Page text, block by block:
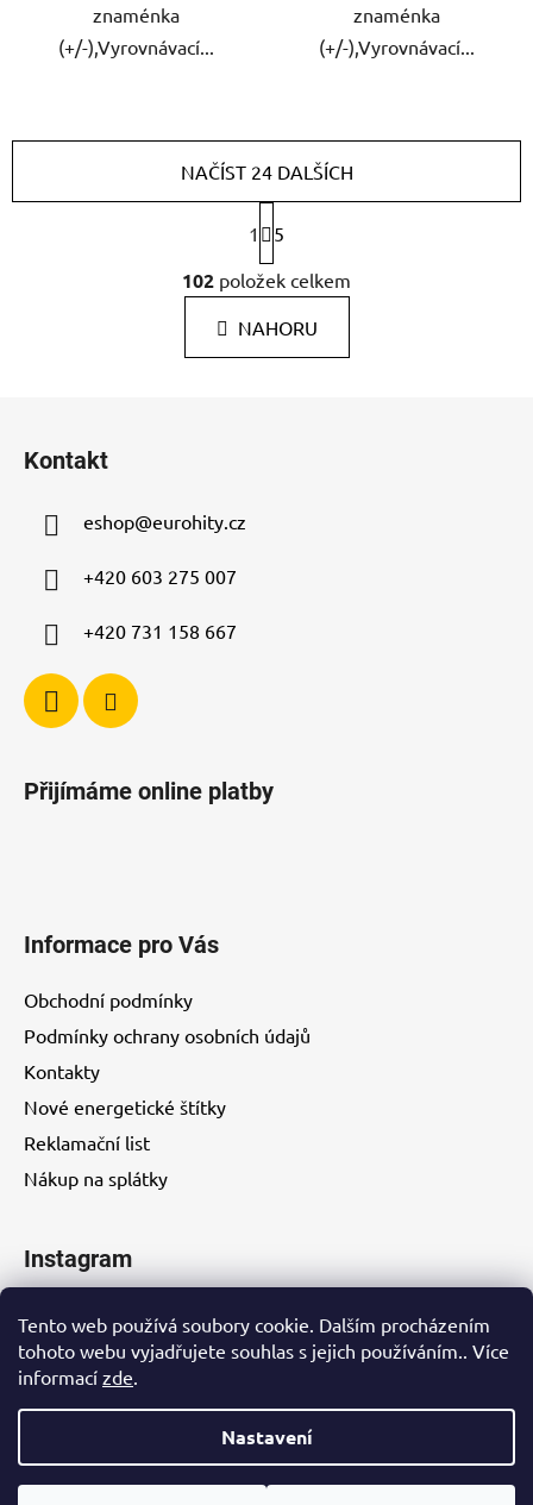
Tento web používá soubory cookie. Dalším procházením
tohoto webu vyjadřujete souhlas s jejich používáním.. Více
informací zde.
Nastavení
znaménka
(+/-),Vyrovnávací...
znaménka
(+/-),Vyrovnávací...
O
v
á
d
NAČÍST 24 DALŠÍCH
t
r
á
n
k
1 5
102 položek celkem
NAHORU
Kontakt
eshop@eurohity.cz
+420 603 275 007
+420 731 158 667
Přijímáme online platby
Informace pro Vás
Obchodní podmínky
Podmínky ochrany osobních údajů
Kontakty
Nové energetické štítky
Reklamační list
Nákup na splátky
Instagram
Vytvořil Shoptet